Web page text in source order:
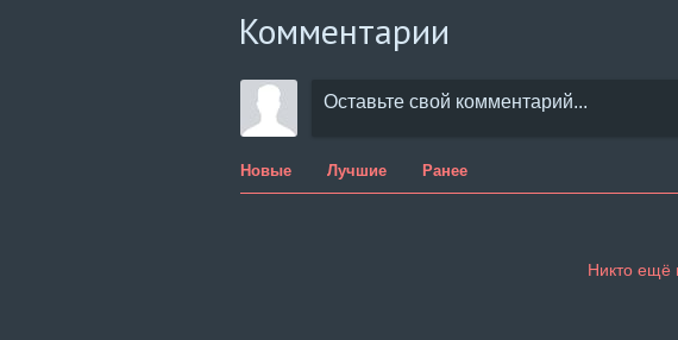
Комментарии
Новые Лучшие Ранее